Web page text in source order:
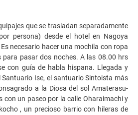
que se trasladan separadamente
persona) desde el hotel en Nagoya
necesario hacer una mochila con ropa
para pasar dos noches. A las 08.00 hrs
con guía de habla hispana. Llegada y
Ise, el santuario Sintoista más
a la Diosa del sol Amaterasu-
con un paseo por la calle Oharaimachi y
, un precioso barrio con hileras de